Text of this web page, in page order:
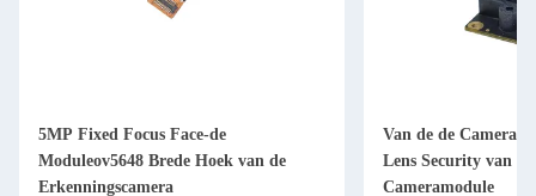
5MP Fixed Focus Face-de
Moduleov5648 Brede Hoek van de
Erkenningscamera
Van de de
Lens Security van
Cameramodule